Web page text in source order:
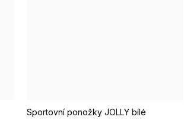
Sportovní ponožky JOLLY bílé